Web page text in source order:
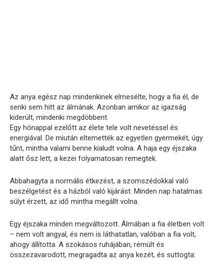
Az anya egész nap mindenkinek elmesélte, hogy a fia él, de
senki sem hitt az álmának. Azonban amikor az igazság
kiderült, mindenki megdöbbent.
Egy hónappal ezelőtt az élete tele volt nevetéssel és
energiával. De miután eltemették az egyetlen gyermekét, úgy
tűnt, mintha valami benne kialudt volna. A haja egy éjszaka
alatt ősz lett, a kezei folyamatosan remegtek.
Abbahagyta a normális étkezést, a szomszédokkal való
beszélgetést és a házból való kijárást. Minden nap hatalmas
súlyt érzett, az idő mintha megállt volna.
Egy éjszaka minden megváltozott. Álmában a fia életben volt
– nem volt angyal, és nem is láthatatlan, valóban a fia volt,
ahogy állította. A szokásos ruhájában, rémült és
összezavarodott, megragadta az anya kezét, és suttogta: